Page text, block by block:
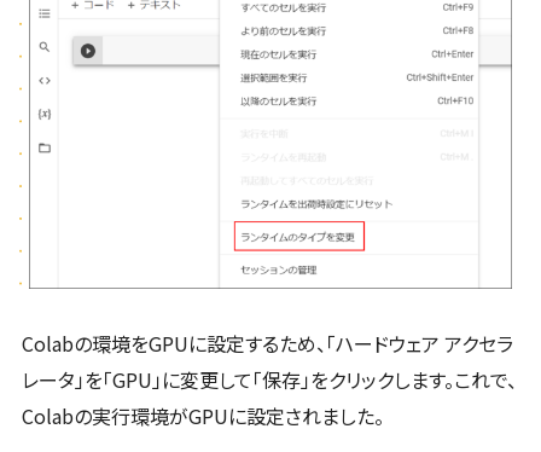
Colabの環境をGPUに設定するため、「ハードウェア アクセラ
レータ」を「GPU」に変更して「保存」をクリックします。これで、
Colabの実行環境がGPUに設定されました。